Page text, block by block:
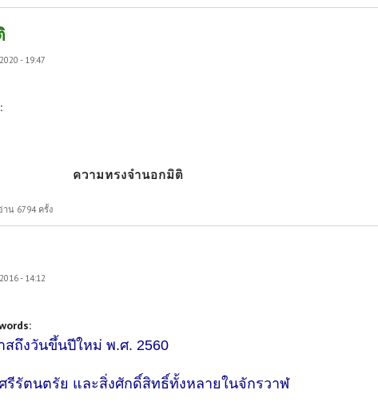
- 19:47
ความทรงจำนอกมิติ
ติ
าน 6794 ครั้ง
- 14:12
สถึงวันขึ้นปีใหม่ พ.ศ. 2560
รัตนตรัย และสิ่งศักดิ์สิทธิ์ทั้งหลายในจักรวาฬ